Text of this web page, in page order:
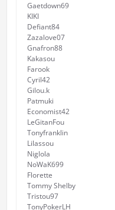
Gaetdown69
KIKI
Defiant84
Zazalove07
Gnafron88
Kakasou
Farook
Cyril42
Gilou.k
Patmuki
Economist42
LeGitanFou
Tonyfranklin
Lilassou
Niglola
NoWaK699
Florette
Tommy Shelby
Tristou97
TonyPokerLH